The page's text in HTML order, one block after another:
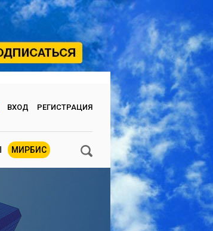
ВХОД РЕГИСТРАЦИЯ
МИРБИС